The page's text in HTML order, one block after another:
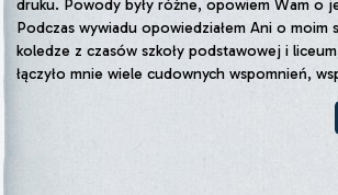
druku. Powody były różne, opowiem Wam o
Podczas wywiadu opowiedziałem Ani o moim
koledze z czasów szkoły podstawowej i
łączyło mnie wiele cudownych wspomnień,